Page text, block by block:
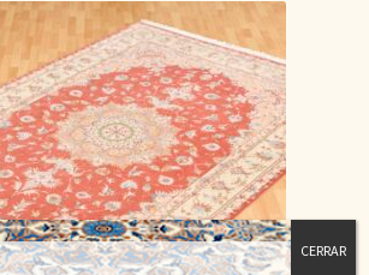
CERRAR